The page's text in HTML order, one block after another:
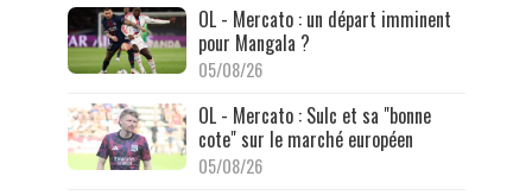
OL - Mercato : un départ imminent
pour Mangala ?
05/08/26
OL - Mercato : Sulc et sa "bonne
cote" sur le marché européen
05/08/26